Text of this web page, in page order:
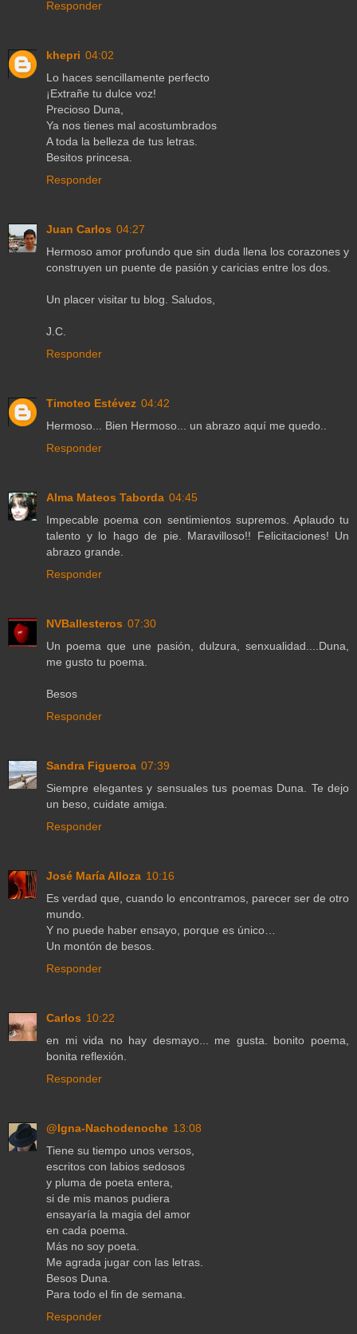
Responder
khepri 04:02
Lo haces sencillamente perfecto
¡Extrañe tu dulce voz!
Precioso Duna,
Ya nos tienes mal acostumbrados
A toda la belleza de tus letras.
Besitos princesa.
Responder
Juan Carlos 04:27
Hermoso amor profundo que sin duda llena los corazones y
construyen un puente de pasión y caricias entre los dos.
Un placer visitar tu blog. Saludos,
J.C.
Responder
Timoteo Estévez 04:42
Hermoso... Bien Hermoso... un abrazo aquí me quedo..
Responder
Alma Mateos Taborda 04:45
Impecable poema con sentimientos supremos. Aplaudo tu
talento y lo hago de pie. Maravilloso!! Felicitaciones! Un
abrazo grande.
Responder
NVBallesteros 07:30
Un poema que une pasión, dulzura, senxualidad....Duna,
me gusto tu poema.
Besos
Responder
Sandra Figueroa 07:39
Siempre elegantes y sensuales tus poemas Duna. Te dejo
un beso, cuidate amiga.
Responder
José María Alloza 10:16
Es verdad que, cuando lo encontramos, parecer ser de otro
mundo.
Y no puede haber ensayo, porque es único…
Un montón de besos.
Responder
Carlos 10:22
en mi vida no hay desmayo... me gusta. bonito poema,
bonita reflexión.
Responder
@Igna-Nachodenoche 13:08
Tiene su tiempo unos versos,
escritos con labios sedosos
y pluma de poeta entera,
si de mis manos pudiera
ensayaría la magia del amor
en cada poema.
Más no soy poeta.
Me agrada jugar con las letras.
Besos Duna.
Para todo el fin de semana.
Responder